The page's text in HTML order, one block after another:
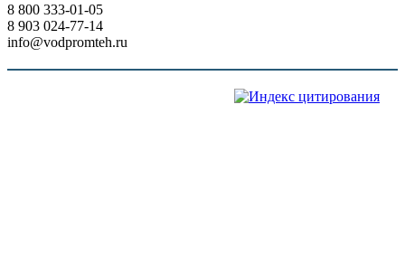
8 800 333-01-05
8 903 024-77-14
info@vodpromteh.ru